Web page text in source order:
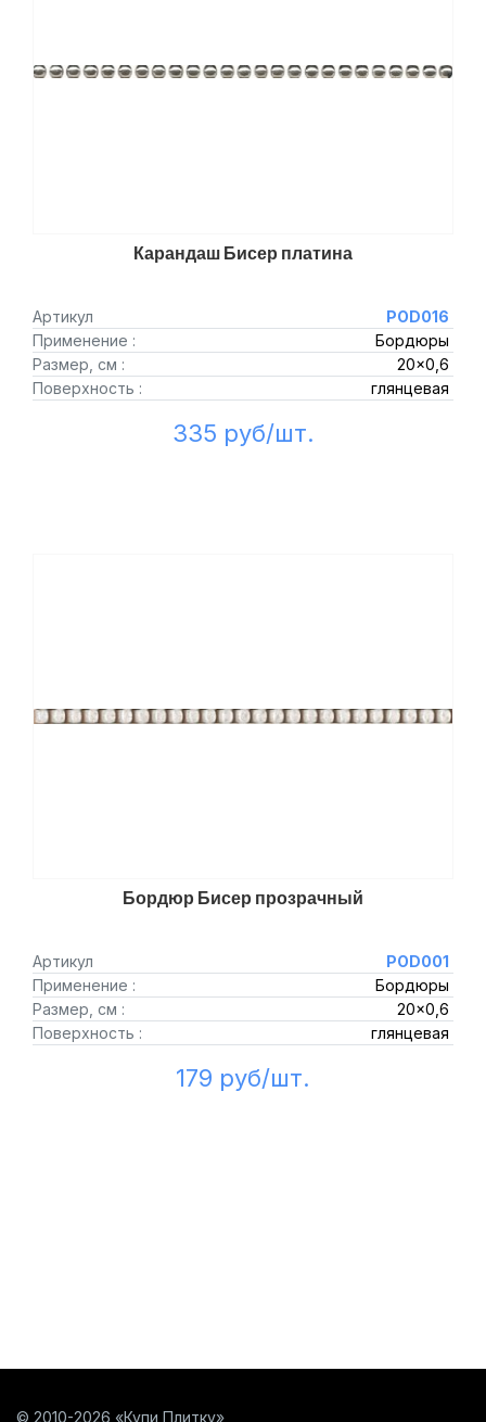
Карандаш Бисер платина
Артикул
POD016
Применение :
Бордюры
Размер, см :
20x0,6
Поверхность :
глянцевая
335 руб/шт.
Бордюр Бисер прозрачный
Артикул
POD001
Применение :
Бордюры
Размер, см :
20x0,6
Поверхность :
глянцевая
179 руб/шт.
© 2010-2026 «Купи Плитку»